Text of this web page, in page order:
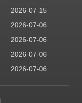
2026-07-15
2026-07-06
2026-07-06
2026-07-06
2026-07-06